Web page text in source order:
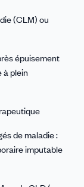
(CLM) ou
épuisement
à plein
de maladie :
imputable